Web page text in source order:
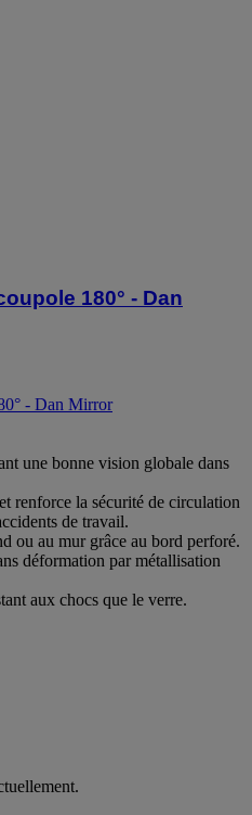
180° - Dan
- Dan Mirror
une bonne vision globale dans
renforce la sécurité de circulation
de travail.
ou au mur grâce au bord perforé.
déformation par métallisation
aux chocs que le verre.